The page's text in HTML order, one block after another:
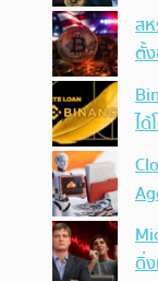
ส
ตั้
ไ
ดิ่